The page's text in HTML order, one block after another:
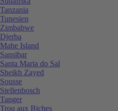
Tanzania
Tunesien
Zimbabwe
Djerba
Mahe Island
Sansibar
Santa Maria do Sal
Sheikh Zayed
Sousse
Stellenbosch
Tanger
Trou aux Biches